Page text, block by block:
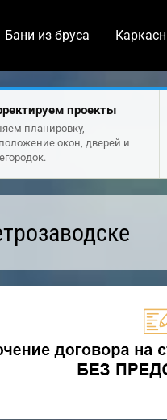
Бани из бруса
проекты
планировку,
окон, дверей и